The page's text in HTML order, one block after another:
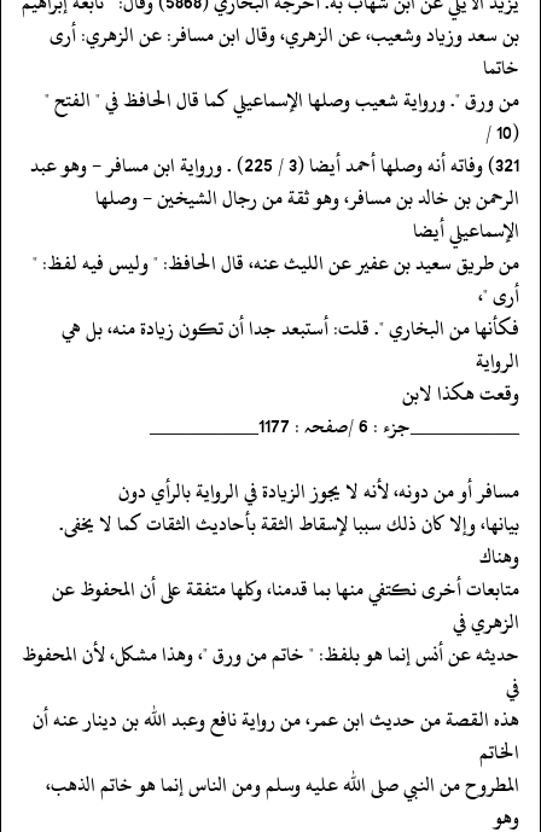
‏‏‏‏بن سعد وزياد وشعيب، عن الزهري، وقال ابن مسافر: عن الزهري: أرى
خاتما
‏‏‏‏من ورق ". ورواية شعيب وصلها الإسماعيلي كما قال الحافظ في " الفتح "
(10 /
‏‏‏‏الرحمن بن خالد بن مسافر، وهو ثقة من رجال الشيخين - وصلها
الإسماعيلي أيضا
‏‏‏‏من طريق سعيد بن عفير عن الليث عنه، قال الحافظ: " وليس فيه لفظ: "
أرى "،
‏‏‏‏فكأنها من البخاري ". قلت: أستبعد جدا أن تكون زيادة منه، بل هي
الرواية
‏‏‏‏وقعت هكذا لابن
‏‏‏‏__________جزء : 6 /صفحہ : 1177__________
‏‏‏‏مسافر أو من دونه، لأنه لا يجوز الزيادة في الرواية بالرأي دون
‏‏‏‏بيانها، وإلا كان ذلك سببا لإسقاط الثقة بأحاديث الثقات كما لا يخفى.
وهناك
‏‏‏‏متابعات أخرى نكتفي منها بما قدمنا، وكلها متفقة على أن المحفوظ عن
الزهري في
‏‏‏‏حديثه عن أنس إنما هو بلفظ: " خاتم من ورق "، وهذا مشكل، لأن المحفوظ
في
‏‏‏‏هذه القصة من حديث ابن عمر، من رواية نافع وعبد الله بن دينار عنه أن
الخاتم
‏‏‏‏المطروح من النبي صلى الله عليه وسلم ومن الناس إنما هو خاتم الذهب،
وهو